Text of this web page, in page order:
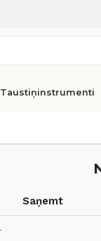
Taustiņinstrumenti
Saņemt